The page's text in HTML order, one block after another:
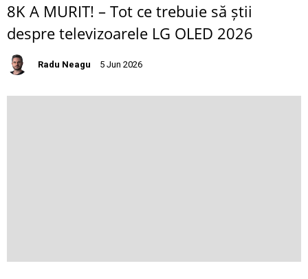
8K A MURIT! – Tot ce trebuie să știi
despre televizoarele LG OLED 2026
Radu Neagu 5 Jun 2026